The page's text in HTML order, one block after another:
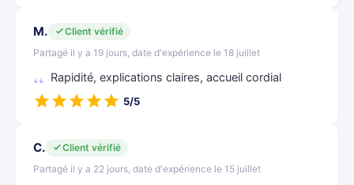
M.
Client vérifié
Partagé il y a 19 jours, date d'expérience le 18 juillet
Rapidité, explications claires, accueil cordial
5/5
C.
Client vérifié
Partagé il y a 22 jours, date d'expérience le 15 juillet